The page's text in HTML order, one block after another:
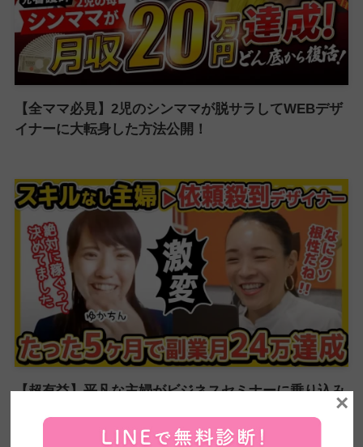
【全ママ必見】2児のシンママが脱サラしてWEBデザ
イナーに大転身した方法公開！
【超有益】平凡な主婦がビジネスセミナーに乗り込み
5ヶ月で60万円の副業収入を稼いだ方法を大公開！紹
介が止まらない売り込み術がやばい
×